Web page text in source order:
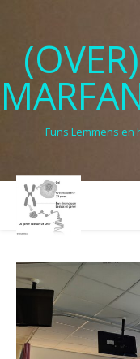
Funs Lemmens